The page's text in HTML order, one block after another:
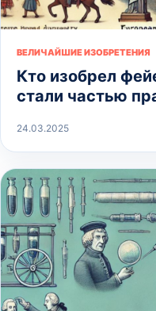
ВЕЛИЧАЙШИЕ ИЗОБРЕТЕНИЯ
Кто изобрел
стали частью
24.03.2025